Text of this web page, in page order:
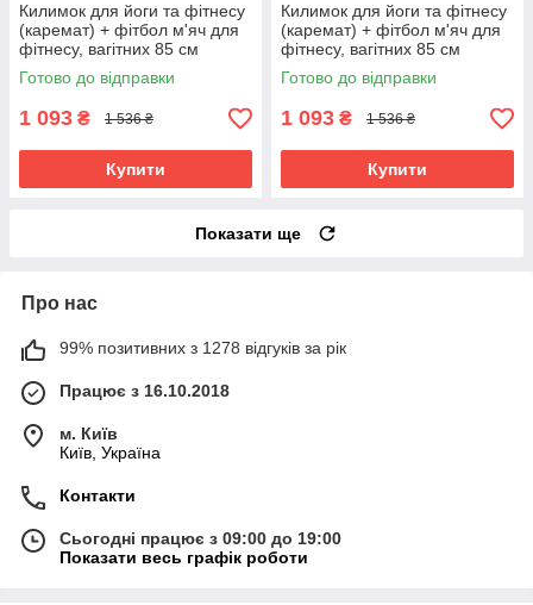
Килимок для йоги та фітнесу
(каремат) + фітбол м'яч для
фітнесу, вагітних 85 см
OSPORT Set 93 (n-0123)
Коричнево-чорний
Готово до відправки
1 093 ₴ 1 536 ₴
Купити
Килимок для йоги та фітнесу
(каремат) + фітбол м'яч для
фітнесу, вагітних 85 см
OSPORT Set 93 (n-0123)
Синьо-чорний
Готово до відправки
1 093 ₴ 1 536 ₴
Купити
Показати ще
Про нас
99% позитивних з 1278 відгуків за рік
Працює з 16.10.2018
м. Київ
Київ, Україна
Контакти
Сьогодні працює з 09:00 до 19:00
Показати весь графік роботи